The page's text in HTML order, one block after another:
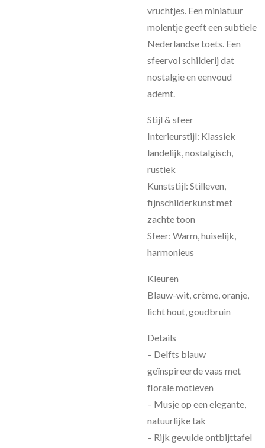
vruchtjes. Een miniatuur
molentje geeft een subtiele
Nederlandse toets. Een
sfeervol schilderij dat
nostalgie en eenvoud
ademt.
Stijl & sfeer
Interieurstijl: Klassiek
landelijk, nostalgisch,
rustiek
Kunststijl: Stilleven,
fijnschilderkunst met
zachte toon
Sfeer: Warm, huiselijk,
harmonieus
Kleuren
Blauw-wit, crème, oranje,
licht hout, goudbruin
Details
– Delfts blauw
geïnspireerde vaas met
florale motieven
– Musje op een elegante,
natuurlijke tak
– Rijk gevulde ontbijttafel